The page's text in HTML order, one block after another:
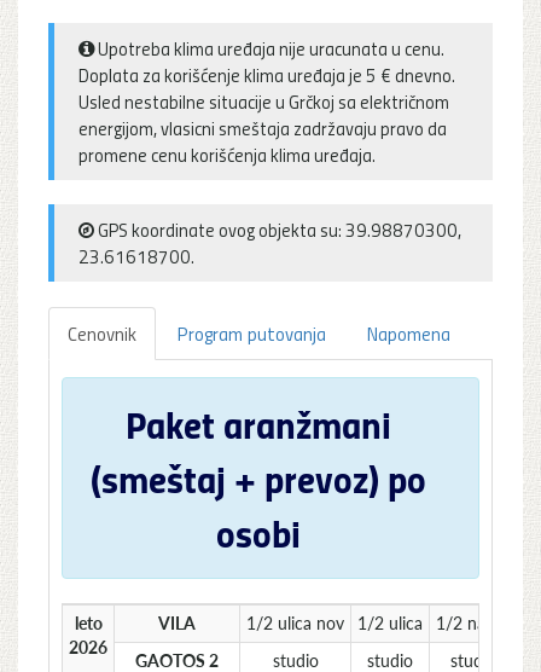
Upotreba klima uređaja nije uracunata u cenu.
Doplata za korišćenje klima uređaja je 5 € dnevno.
Usled nestabilne situacije u Grčkoj sa električnom
energijom, vlasicni smeštaja zadržavaju pravo da
promene cenu korišćenja klima uređaja.
GPS koordinate ovog objekta su: 39.98870300,
23.61618700.
Cenovnik Program putovanja Napomena
Paket aranžmani
(smeštaj + prevoz) po
osobi
leto
2026
VILA 1/2 ulica nov 1/2 ulica 1/2 nazad
GAOTOS 2
studio studio studio